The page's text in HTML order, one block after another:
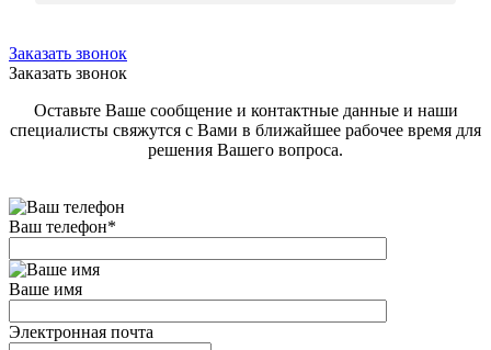
Заказать звонок
Заказать звонок
Оставьте Ваше сообщение и контактные данные и наши
специалисты свяжутся с Вами в ближайшее рабочее время для
решения Вашего вопроса.
Ваш телефон*
Ваше имя
Электронная почта